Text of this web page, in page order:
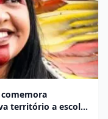
comemora
território a escola